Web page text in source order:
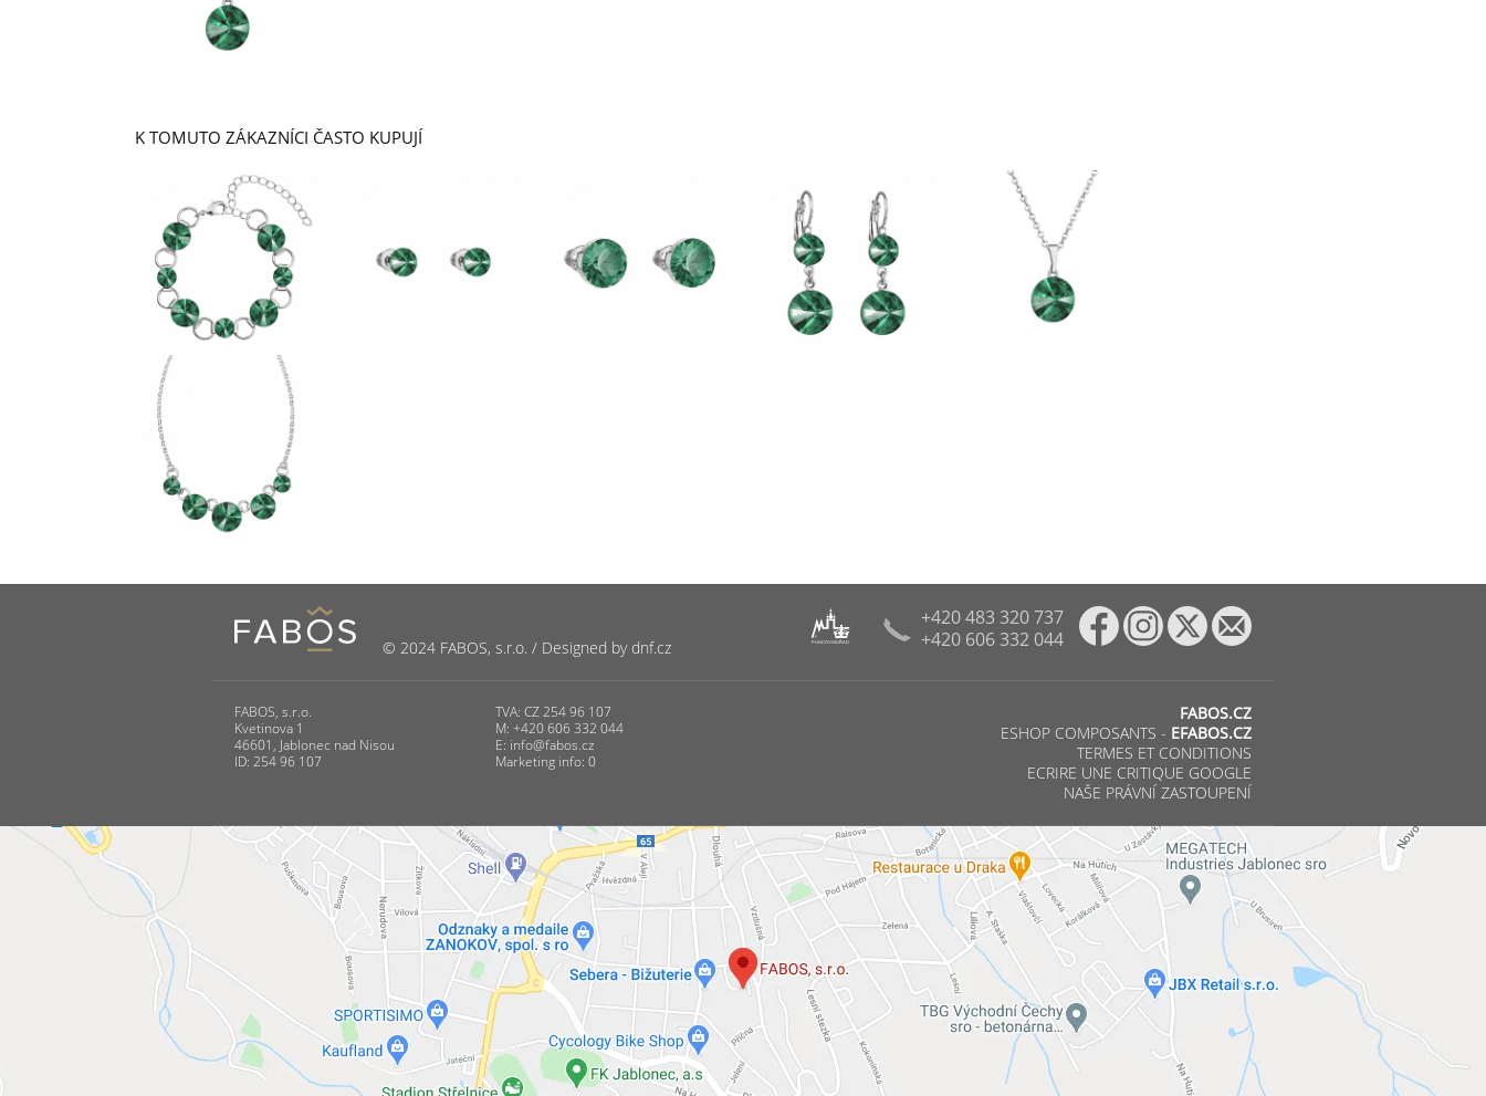
K TOMUTO ZÁKAZNÍCI ČASTO KUPUJÍ
© 2024 FABOS, s.r.o. / Designed by dnf.cz PUNCOVNÍ ÚŘAD
+420 483 320 737
+420 606 332 044
FABOS, s.r.o.
Kvetinova 1
46601, Jablonec nad Nisou
ID: 254 96 107
TVA: CZ 254 96 107
M: +420 606 332 044
E: info@fabos.cz
Marketing info: 0
FABOS.CZ
ESHOP COMPOSANTS - EFABOS.CZ
TERMES ET CONDITIONS
ECRIRE UNE CRITIQUE GOOGLE
NAŠE PRÁVNÍ ZASTOUPENÍ